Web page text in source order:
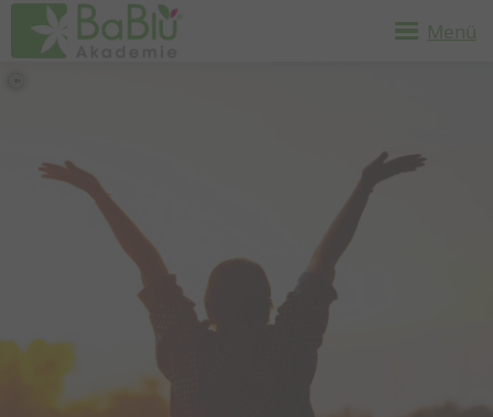
Menü